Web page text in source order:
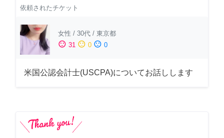
依頼されたチケット
女性 / 30代 / 東京都
sentiment_satisfied 31 sentiment_neutral 0 sentiment_dissatisfied 0
米国公認会計士(USCPA)についてお話しします